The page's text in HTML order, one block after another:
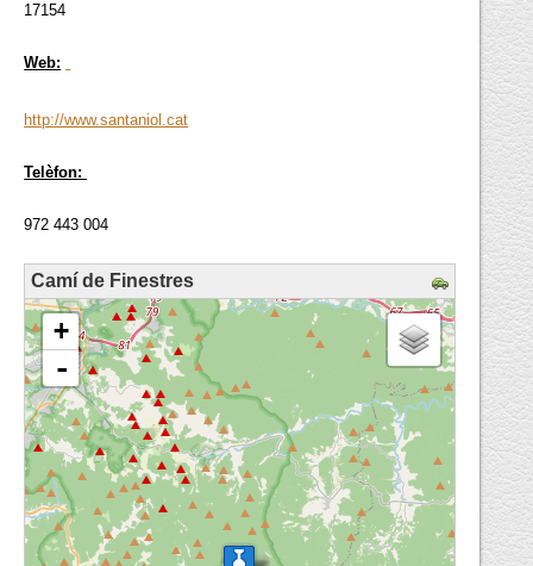
17154
Web:
http://www.santaniol.cat
Telèfon:
972 443 004
Camí de Finestres
loading map - please wait...
+
-